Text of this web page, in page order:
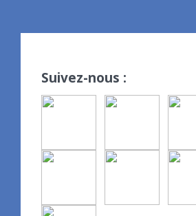
Suivez-nous :